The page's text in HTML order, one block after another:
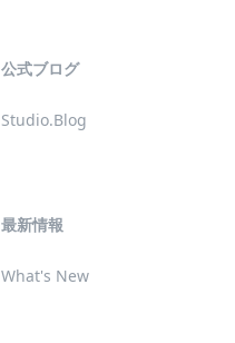
公式ブログ
Studio.Blog
最新情報
What's New